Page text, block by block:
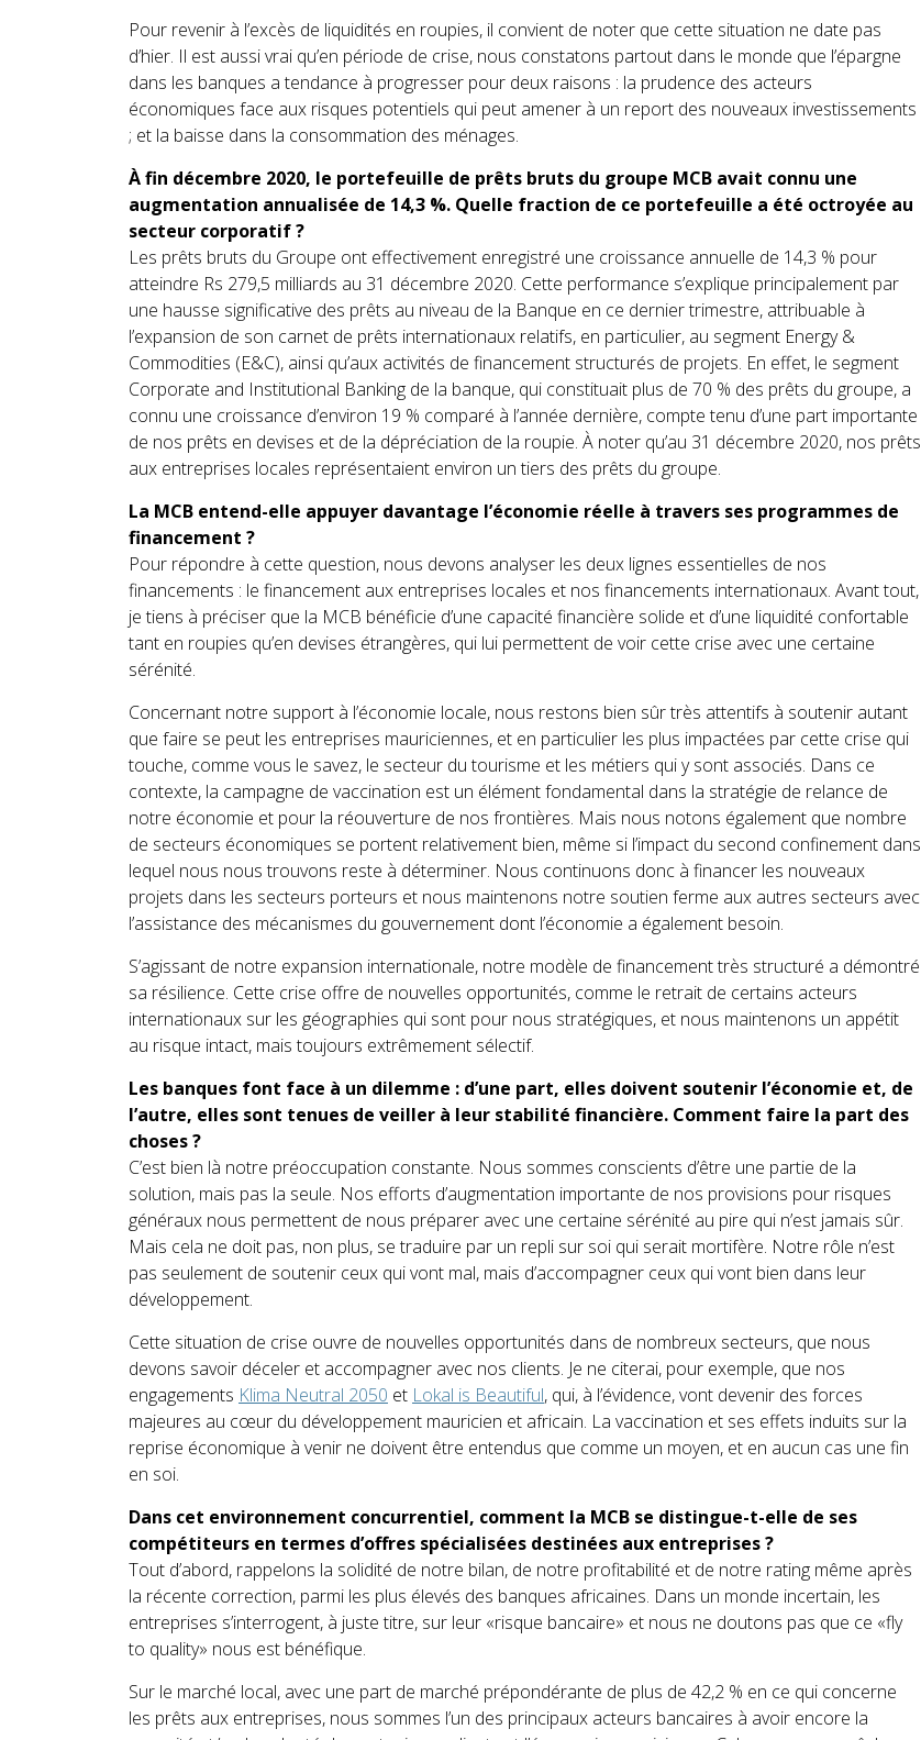
Pour revenir à l’excès de liquidités en roupies, il convient de noter que cette situation ne date pas
d’hier. Il est aussi vrai qu’en période de crise, nous constatons partout dans le monde que l’épargne
dans les banques a tendance à progresser pour deux raisons : la prudence des acteurs
économiques face aux risques potentiels qui peut amener à un report des nouveaux investissements
; et la baisse dans la consommation des ménages.
À fin décembre 2020, le portefeuille de prêts bruts du groupe MCB avait connu une
augmentation annualisée de 14,3 %. Quelle fraction de ce portefeuille a été octroyée au
secteur corporatif ?
Les prêts bruts du Groupe ont effectivement enregistré une croissance annuelle de 14,3 % pour
atteindre Rs 279,5 milliards au 31 décembre 2020. Cette performance s’explique principalement par
une hausse significative des prêts au niveau de la Banque en ce dernier trimestre, attribuable à
l’expansion de son carnet de prêts internationaux relatifs, en particulier, au segment Energy &
Commodities (E&C), ainsi qu’aux activités de financement structurés de projets. En effet, le segment
Corporate and Institutional Banking de la banque, qui constituait plus de 70 % des prêts du groupe, a
connu une croissance d’environ 19 % comparé à l’année dernière, compte tenu d’une part importante
de nos prêts en devises et de la dépréciation de la roupie. À noter qu’au 31 décembre 2020, nos prêts
aux entreprises locales représentaient environ un tiers des prêts du groupe.
La MCB entend-elle appuyer davantage l’économie réelle à travers ses programmes de
financement ?
Pour répondre à cette question, nous devons analyser les deux lignes essentielles de nos
financements : le financement aux entreprises locales et nos financements internationaux. Avant tout,
je tiens à préciser que la MCB bénéficie d’une capacité financière solide et d’une liquidité confortable
tant en roupies qu’en devises étrangères, qui lui permettent de voir cette crise avec une certaine
sérénité.
Concernant notre support à l’économie locale, nous restons bien sûr très attentifs à soutenir autant
que faire se peut les entreprises mauriciennes, et en particulier les plus impactées par cette crise qui
touche, comme vous le savez, le secteur du tourisme et les métiers qui y sont associés. Dans ce
contexte, la campagne de vaccination est un élément fondamental dans la stratégie de relance de
notre économie et pour la réouverture de nos frontières. Mais nous notons également que nombre
de secteurs économiques se portent relativement bien, même si l’impact du second confinement dans
lequel nous nous trouvons reste à déterminer. Nous continuons donc à financer les nouveaux
projets dans les secteurs porteurs et nous maintenons notre soutien ferme aux autres secteurs avec
l’assistance des mécanismes du gouvernement dont l’économie a également besoin.
S’agissant de notre expansion internationale, notre modèle de financement très structuré a démontré
sa résilience. Cette crise offre de nouvelles opportunités, comme le retrait de certains acteurs
internationaux sur les géographies qui sont pour nous stratégiques, et nous maintenons un appétit
au risque intact, mais toujours extrêmement sélectif.
Les banques font face à un dilemme : d’une part, elles doivent soutenir l’économie et, de
l’autre, elles sont tenues de veiller à leur stabilité financière. Comment faire la part des
choses ?
C’est bien là notre préoccupation constante. Nous sommes conscients d’être une partie de la
solution, mais pas la seule. Nos efforts d’augmentation importante de nos provisions pour risques
généraux nous permettent de nous préparer avec une certaine sérénité au pire qui n’est jamais sûr.
Mais cela ne doit pas, non plus, se traduire par un repli sur soi qui serait mortifère. Notre rôle n’est
pas seulement de soutenir ceux qui vont mal, mais d’accompagner ceux qui vont bien dans leur
développement.
Cette situation de crise ouvre de nouvelles opportunités dans de nombreux secteurs, que nous
devons savoir déceler et accompagner avec nos clients. Je ne citerai, pour exemple, que nos
engagements Klima Neutral 2050 et Lokal is Beautiful, qui, à l’évidence, vont devenir des forces
majeures au cœur du développement mauricien et africain. La vaccination et ses effets induits sur la
reprise économique à venir ne doivent être entendus que comme un moyen, et en aucun cas une fin
en soi.
Dans cet environnement concurrentiel, comment la MCB se distingue-t-elle de ses
compétiteurs en termes d’offres spécialisées destinées aux entreprises ?
Tout d’abord, rappelons la solidité de notre bilan, de notre profitabilité et de notre rating même après
la récente correction, parmi les plus élevés des banques africaines. Dans un monde incertain, les
entreprises s’interrogent, à juste titre, sur leur «risque bancaire» et nous ne doutons pas que ce «fly
to quality» nous est bénéfique.
Sur le marché local, avec une part de marché prépondérante de plus de 42,2 % en ce qui concerne
les prêts aux entreprises, nous sommes l’un des principaux acteurs bancaires à avoir encore la